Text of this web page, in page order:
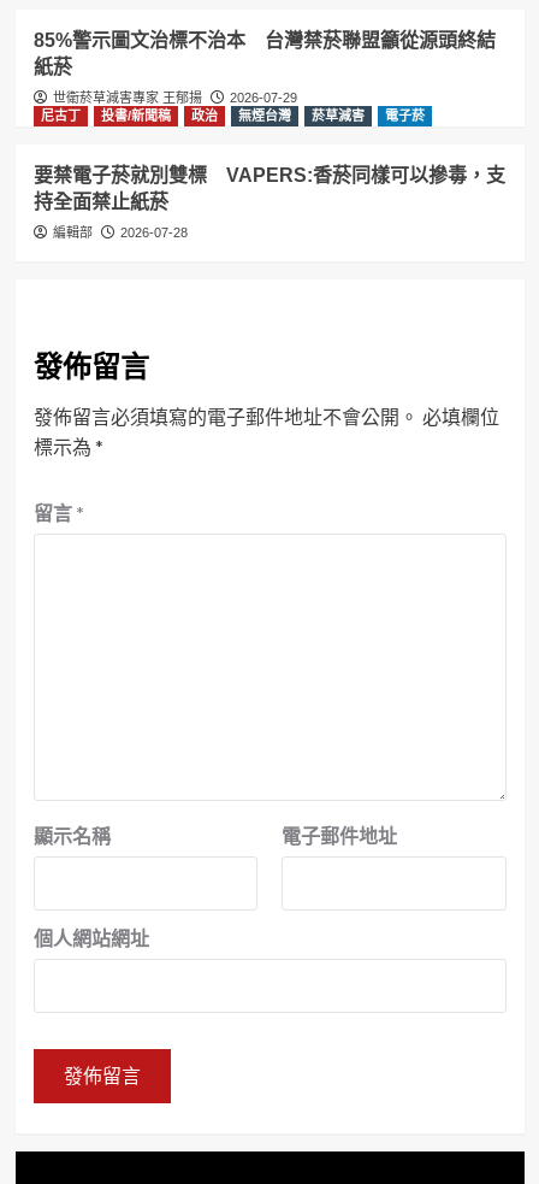
85%警示圖文治標不治本 台灣禁菸聯盟籲從源頭終結
紙菸
世衛菸草減害專家 王郁揚
2026-07-29
尼古丁
投書/新聞稿 政治 無煙台灣 菸草減害 電子菸
要禁電子菸就別雙標 VAPERS:香菸同樣可以摻毒，支
持全面禁止紙菸
編輯部 2026-07-28
發佈留言
發佈留言必須填寫的電子郵件地址不會公開。 必填欄位
標示為 *
留言 *
顯示名稱 電子郵件地址
個人網站網址